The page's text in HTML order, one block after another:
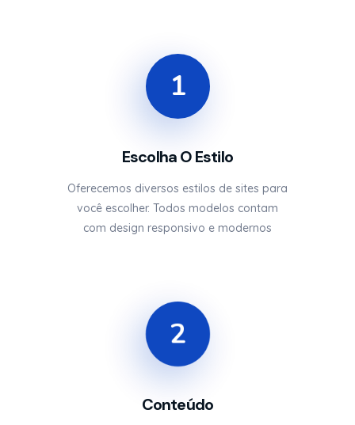
1
Escolha O Estilo
Oferecemos diversos estilos de sites para
você escolher. Todos modelos contam
com design responsivo e modernos
2
Conteúdo